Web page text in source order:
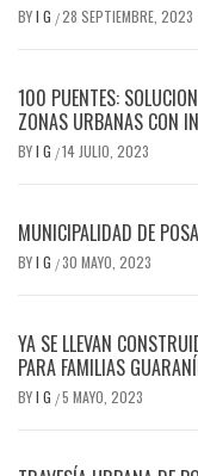
BYI G /28 SEPTIEMBRE, 2023
100 PUENTES:
ZONAS URBANAS CON
BYI G /14 JULIO, 2023
MUNICIPALIDAD DE
BYI G /30 MAYO, 2023
YA SE LLEVAN
PARA FAMILIAS
BYI G /5 MAYO, 2023